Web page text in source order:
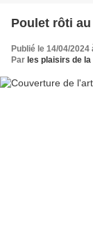
Poulet rôti
Publié le 14/04/2024
Par les plaisirs de